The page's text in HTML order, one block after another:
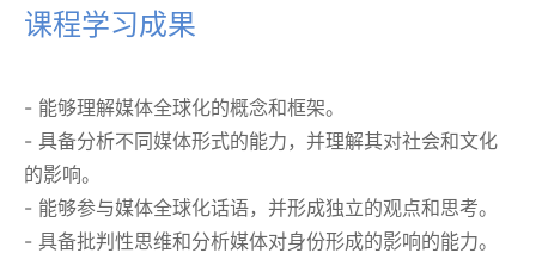
课程学习成果
- 能够理解媒体全球化的概念和框架。
- 具备分析不同媒体形式的能力，并理解其对社会和文化
的影响。
- 能够参与媒体全球化话语，并形成独立的观点和思考。
- 具备批判性思维和分析媒体对身份形成的影响的能力。